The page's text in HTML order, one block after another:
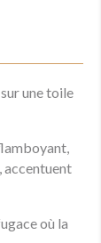
une toile
accentuent
où la